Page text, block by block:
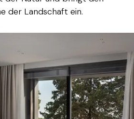
der Landschaft ein.